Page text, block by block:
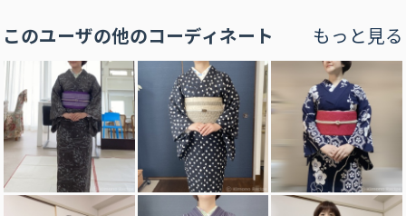
このユーザの他のコーディネート もっと見る